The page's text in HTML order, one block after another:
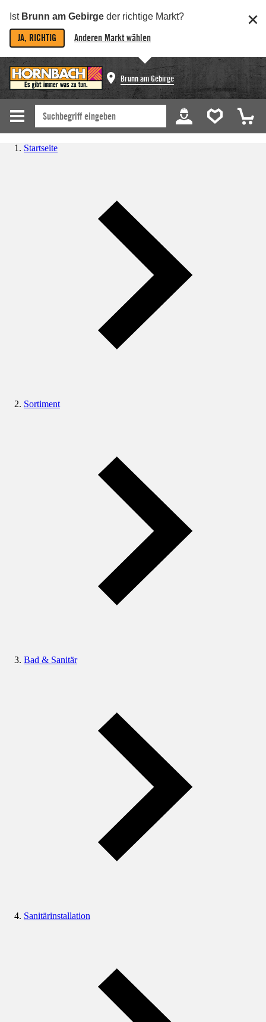
Ist Brunn am Gebirge der richtige Markt?
JA, RICHTIG Anderen Markt wählen
Brunn am Gebirge
Startseite
Sortiment
Bad & Sanitär
Sanitärinstallation